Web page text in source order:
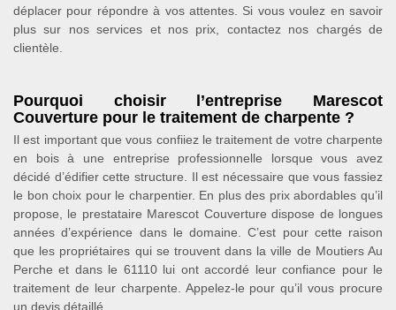
déplacer pour répondre à vos attentes. Si vous voulez en savoir
plus sur nos services et nos prix, contactez nos chargés de
clientèle.
Pourquoi choisir l’entreprise Marescot
Couverture pour le traitement de charpente ?
Il est important que vous confiiez le traitement de votre charpente
en bois à une entreprise professionnelle lorsque vous avez
décidé d’édifier cette structure. Il est nécessaire que vous fassiez
le bon choix pour le charpentier. En plus des prix abordables qu’il
propose, le prestataire Marescot Couverture dispose de longues
années d’expérience dans le domaine. C’est pour cette raison
que les propriétaires qui se trouvent dans la ville de Moutiers Au
Perche et dans le 61110 lui ont accordé leur confiance pour le
traitement de leur charpente. Appelez-le pour qu’il vous procure
un devis détaillé.